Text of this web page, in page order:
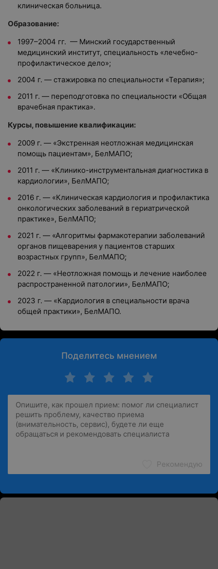
клиническая больница.
Образование:
1997–2004 гг. — Минский государственный
медицинский институт, специальность «лечебно-
профилактическое дело»;
2004 г. — стажировка по специальности «Терапия»;
2011 г. — переподготовка по специальности «Общая
врачебная практика».
Курсы, повышение квалификации:
2009 г. — «Экстренная неотложная медицинская
помощь пациентам», БелМАПО;
2011 г. — «Клинико-инструментальная диагностика в
кардиологии», БелМАПО;
2016 г. — «Клиническая кардиология и профилактика
онкологических заболеваний в гериатрической
практике», БелМАПО;
2021 г. — «Алгоритмы фармакотерапии заболеваний
органов пищеварения у пациентов старших
возрастных групп», БелМАПО;
2022 г. — «Неотложная помощь и лечение наиболее
распространенной патологии», БелМАПО;
2023 г. — «Кардиология в специальности врача
общей практики», БелМАПО.
Поделитесь мнением
Рекомендую